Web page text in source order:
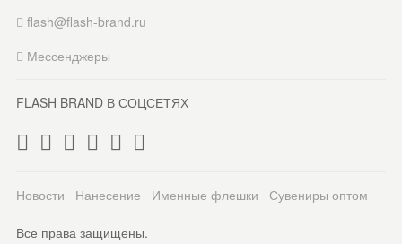
flash@flash-brand.ru
Мессенджеры
FLASH BRAND В СОЦСЕТЯХ
Новости Нанесение Именные флешки Сувениры оптом
Все права защищены.